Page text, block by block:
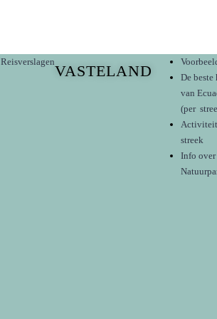
Reisverslagen
VASTELAND
De beste
van
(per
streek
Info over